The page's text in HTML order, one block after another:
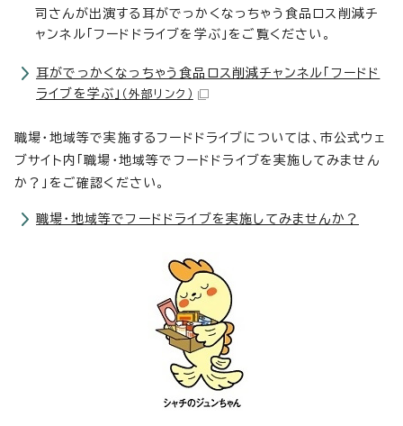
司さんが出演する耳がでっかくなっちゃう食品ロス削減チ
ャンネル「フードドライブを学ぶ」をご覧ください。
耳がでっかくなっちゃう食品ロス削減チャンネル「フードド
ライブを学ぶ」 （外部リンク）
職場・地域等で実施するフードドライブについては、市公式ウェ
ブサイト内「職場・地域等でフードドライブを実施してみません
か？」をご確認ください。
職場・地域等でフードドライブを実施してみませんか？